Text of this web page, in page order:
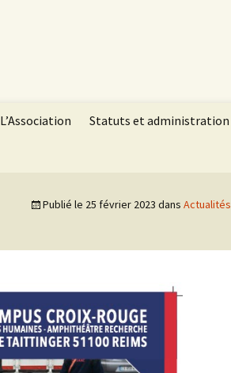
L’Association Statuts et administration
Publié le 25 février 2023 dans Actualités